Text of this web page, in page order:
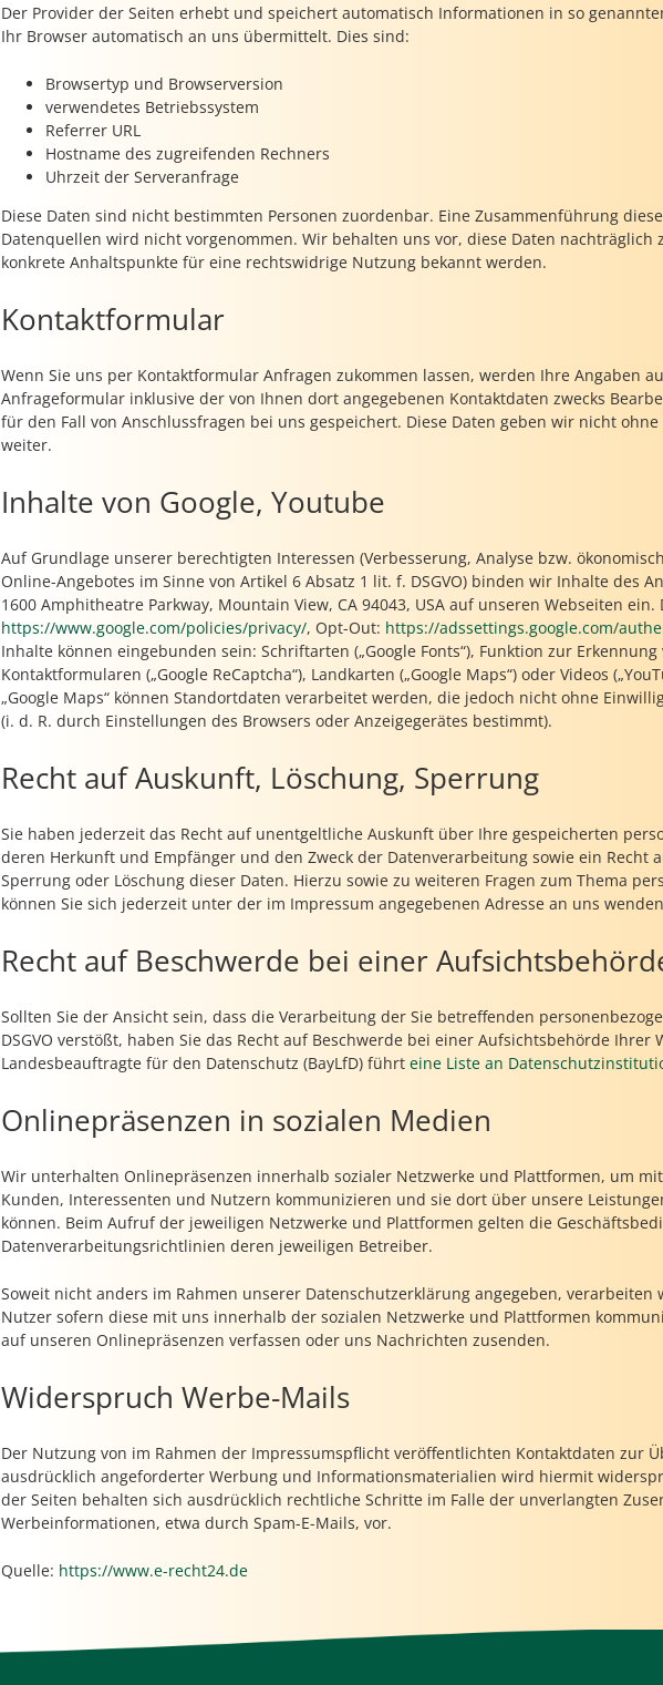
Der Provider der Seiten erhebt und speichert automatisch Informationen in so
Ihr Browser automatisch an uns übermittelt. Dies sind:
Browsertyp und Browserversion
verwendetes Betriebssystem
Referrer URL
Hostname des zugreifenden Rechners
Uhrzeit der Serveranfrage
Diese Daten sind nicht bestimmten Personen zuordenbar. Eine Zusammenführung
Datenquellen wird nicht vorgenommen. Wir behalten uns vor, diese Daten nachträglich
konkrete Anhaltspunkte für eine rechtswidrige Nutzung bekannt werden.
Kontaktformular
Wenn Sie uns per Kontaktformular Anfragen zukommen lassen, werden Ihre Angaben
Anfrageformular inklusive der von Ihnen dort angegebenen Kontaktdaten zwecks
für den Fall von Anschlussfragen bei uns gespeichert. Diese Daten geben wir nicht
weiter.
Inhalte von Google, Youtube
Auf Grundlage unserer berechtigten Interessen (Verbesserung, Analyse bzw.
Online-Angebotes im Sinne von Artikel 6 Absatz 1 lit. f. DSGVO) binden wir Inhalte des
1600 Amphitheatre Parkway, Mountain View, CA 94043, USA auf unseren Webseiten
https://www.google.com/policies/privacy/, Opt-Out: https://adssettings.google.com/
Inhalte können eingebunden sein: Schriftarten („Google Fonts“), Funktion zur Erkennung
Kontaktformularen („Google ReCaptcha“), Landkarten („Google Maps“) oder Videos
„Google Maps“ können Standortdaten verarbeitet werden, die jedoch nicht ohne
(i. d. R. durch Einstellungen des Browsers oder Anzeigegerätes bestimmt).
Recht auf Auskunft, Löschung, Sperrung
Sie haben jederzeit das Recht auf unentgeltliche Auskunft über Ihre gespeicherten
deren Herkunft und Empfänger und den Zweck der Datenverarbeitung sowie ein Recht
Sperrung oder Löschung dieser Daten. Hierzu sowie zu weiteren Fragen zum Thema
können Sie sich jederzeit unter der im Impressum angegebenen Adresse an uns
Recht auf Beschwerde bei einer
Sollten Sie der Ansicht sein, dass die Verarbeitung der Sie betreffenden
DSGVO verstößt, haben Sie das Recht auf Beschwerde bei einer Aufsichtsbehörde Ihrer
Landesbeauftragte für den Datenschutz (BayLfD) führt eine Liste an
Onlinepräsenzen in sozialen Medien
Wir unterhalten Onlinepräsenzen innerhalb sozialer Netzwerke und Plattformen, um
Kunden, Interessenten und Nutzern kommunizieren und sie dort über unsere
können. Beim Aufruf der jeweiligen Netzwerke und Plattformen gelten die
Datenverarbeitungsrichtlinien deren jeweiligen Betreiber.
Soweit nicht anders im Rahmen unserer Datenschutzerklärung angegeben, verarbeiten
Nutzer sofern diese mit uns innerhalb der sozialen Netzwerke und Plattformen
auf unseren Onlinepräsenzen verfassen oder uns Nachrichten zusenden.
Widerspruch Werbe-Mails
Der Nutzung von im Rahmen der Impressumspflicht veröffentlichten Kontaktdaten zur
ausdrücklich angeforderter Werbung und Informationsmaterialien wird hiermit
der Seiten behalten sich ausdrücklich rechtliche Schritte im Falle der unverlangten
Werbeinformationen, etwa durch Spam-E-Mails, vor.
Quelle: https://www.e-recht24.de